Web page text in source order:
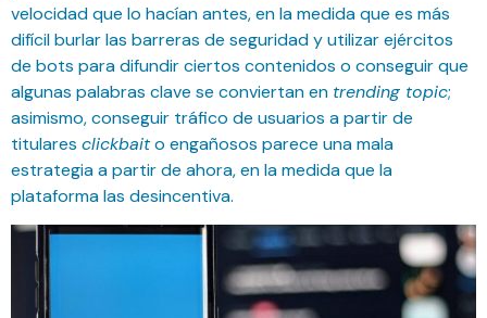
velocidad que lo hacían antes, en la medida que es más
difícil burlar las barreras de seguridad y utilizar ejércitos
de bots para difundir ciertos contenidos o conseguir que
algunas palabras clave se conviertan en trending topic;
asimismo, conseguir tráfico de usuarios a partir de
titulares clickbaito engañosos parece una mala
estrategia a partir de ahora, en la medida que la
plataforma las desincentiva.